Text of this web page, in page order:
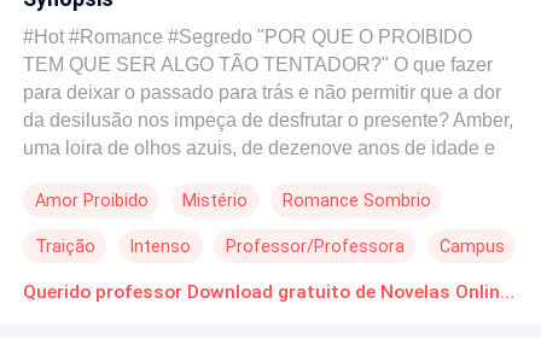
#Hot #Romance #Segredo "POR QUE O PROIBIDO
TEM QUE SER ALGO TÃO TENTADOR?" O que fazer
para deixar o passado para trás e não permitir que a dor
da desilusão nos impeça de desfrutar o presente? Amber,
uma loira de olhos azuis, de dezenove anos de idade e
tenta descobrir as respostas para essas perguntas que
universo que é a vida universitária. "Meu professor
secreto" apresenta uma trama intrigante. Com um
Amor Proibido Mistério Romance Sombrio
Traição Intenso Professor/Professora Campus
Querido professor Download gratuito de Novelas Online em PDF